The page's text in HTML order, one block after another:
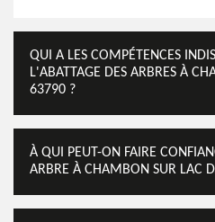
QUI A LES COMPÉTENCES
L'ABATTAGE DES ARBRES À
63790 ?
À QUI PEUT-ON FAIRE
ARBRE À CHAMBON SUR LAC